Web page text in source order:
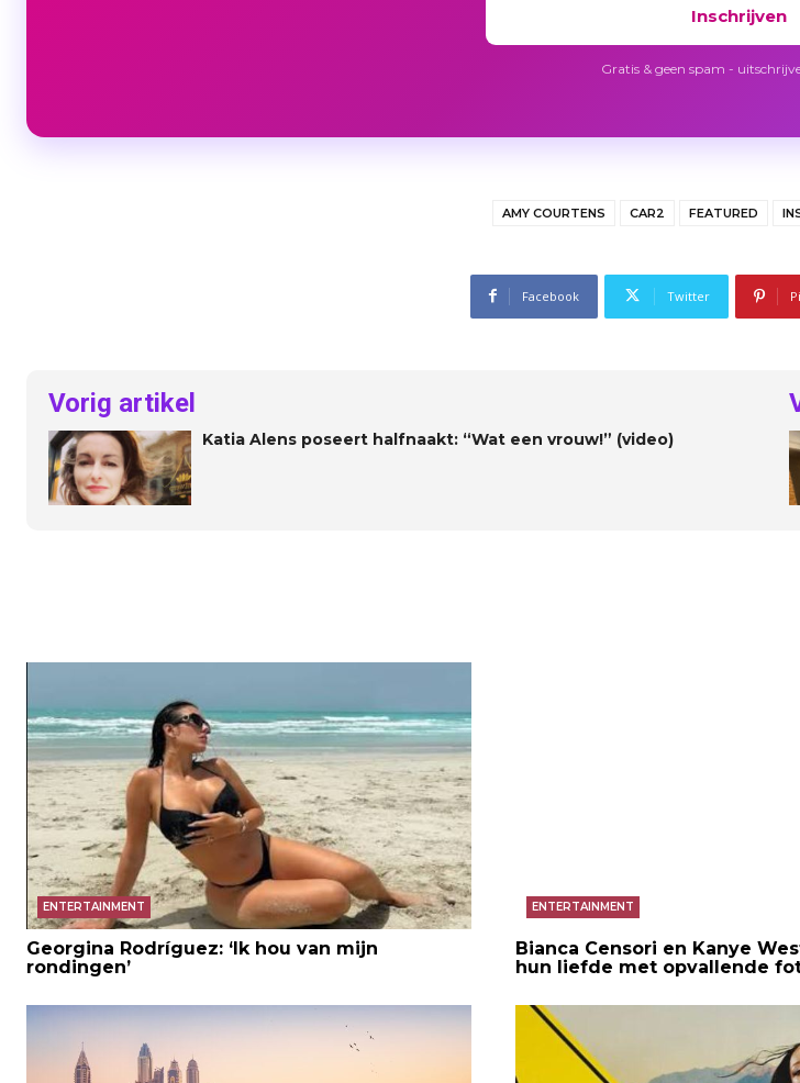
Inschrijven
Gratis & geen spam -
AMY COURTENS CAR2 FEATURED
Facebook Twitter
Vorig artikel
Katia Alens poseert halfnaakt: “Wat een vrouw!” (video)
ENTERTAINMENT
Georgina Rodríguez: ‘Ik hou van mijn
rondingen’
ENTERTAINMENT
Bianca Censori en Kanye
hun liefde met opvallende